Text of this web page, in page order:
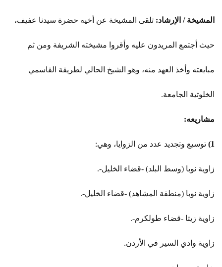
المشيخة / الإرشاد: تلقى المشيخة عن أخيه حضرة سيدنا عفيف،
حيث أجتمع المريدون عليه وأقروا مشيخته الشريفة ومن ثم
مبايعته وأخذ العهد منه، وهو الشيخ الحالي لطريقة القاسمي
الخلوتية الجامعة.
مشاريعه:
1) توسيع وتجديد عدد من الزوايا، وهي:
زاوية نوبا (وسط البلد) -قضاء الخليل-.
زاوية نوبا (منطقة المشاهد) -قضاء الخليل-.
زاوية زيتا -قضاء طولكرم-.
زاوية وادي السير في الأردن.